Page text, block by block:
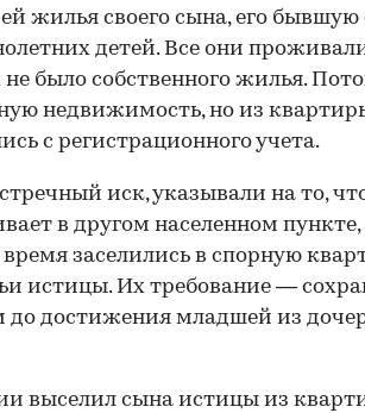
жилья своего сына, его бывшую
детей. Все они
не было собственного жилья.
недвижимость, но из
с регистрационного учета.
иск, указывали на то,
в другом населенном
заселились в спорную
истицы. Их требование —
до достижения младшей из
выселил сына истицы из